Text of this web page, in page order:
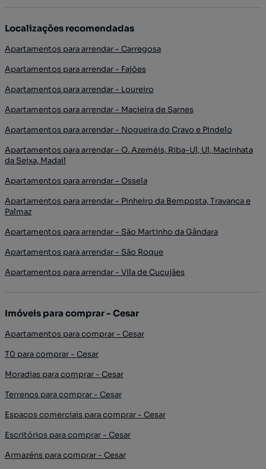
Localizações recomendadas
Apartamentos para arrendar - Carregosa
Apartamentos para arrendar - Fajões
Apartamentos para arrendar - Loureiro
Apartamentos para arrendar - Macieira de Sarnes
Apartamentos para arrendar - Nogueira do Cravo e Pindelo
Apartamentos para arrendar - O. Azeméis, Riba-Ul, Ul, Macinhata
da Seixa, Madail
Apartamentos para arrendar - Ossela
Apartamentos para arrendar - Pinheiro da Bemposta, Travanca e
Palmaz
Apartamentos para arrendar - São Martinho da Gândara
Apartamentos para arrendar - São Roque
Apartamentos para arrendar - Vila de Cucujães
Imóveis para comprar - Cesar
Apartamentos para comprar - Cesar
T0 para comprar - Cesar
Moradias para comprar - Cesar
Terrenos para comprar - Cesar
Espaços comerciais para comprar - Cesar
Escritórios para comprar - Cesar
Armazéns para comprar - Cesar